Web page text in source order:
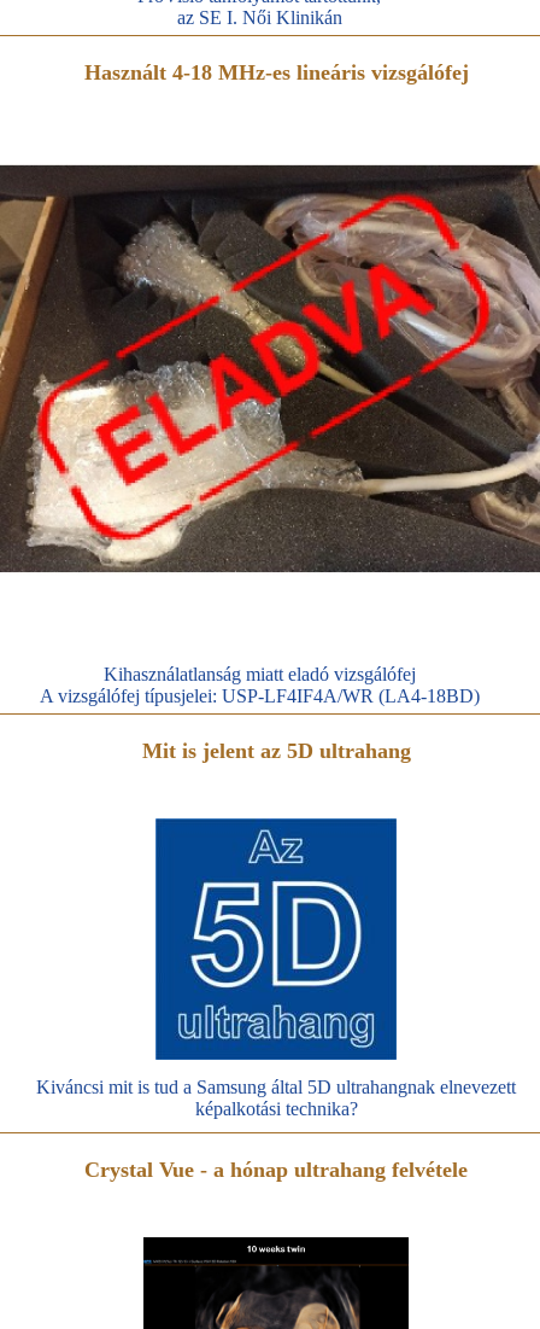
az SE I. Női Klinikán
Használt 4-18 MHz-es lineáris vizsgálófej
Kihasználatlanság miatt eladó vizsgálófej
A vizsgálófej típusjelei: USP-LF4IF4A/WR (LA4-18BD)
Mit is jelent az 5D ultrahang
Kiváncsi mit is tud a Samsung által 5D ultrahangnak elnevezett
képalkotási technika?
Crystal Vue - a hónap ultrahang felvétele